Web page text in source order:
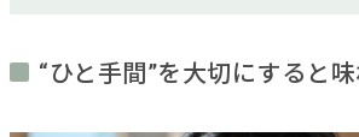
“ひと手間”を大切にすると